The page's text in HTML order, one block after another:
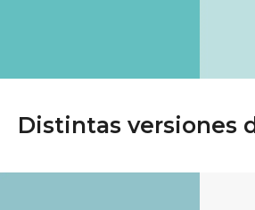
Distintas versiones